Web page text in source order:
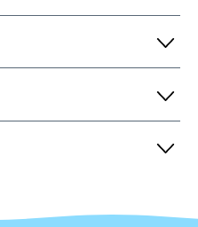
har vi hjulpet flere end
vandsport. Heldigvis kan
Derfor er vores
til fredag fra 08 til 22.
før kl. 22:00 alle ugens
Vi sender med DAO, Bring